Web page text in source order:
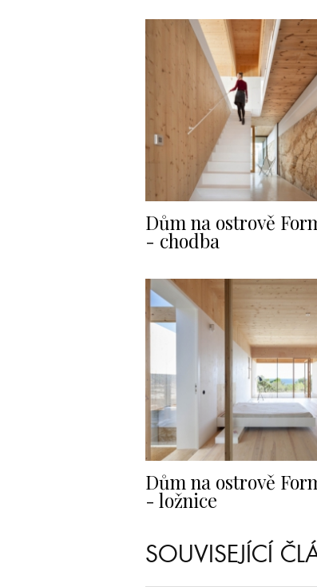
Dům na ostrově
- chodba
Dům na ostrově
- ložnice
SOUVISEJÍCÍ